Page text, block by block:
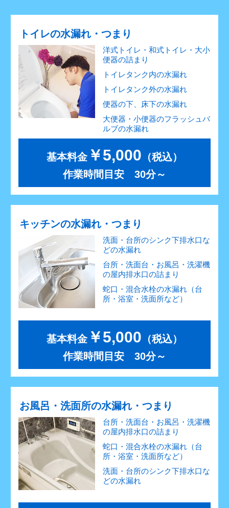
トイレの水漏れ・つまり
洋式トイレ・和式トイレ・大小
便器の詰まり
トイレタンク内の水漏れ
トイレタンク外の水漏れ
便器の下、床下の水漏れ
大便器・小便器のフラッシュバ
ルブの水漏れ
基本料金￥5,000 （税込）
作業時間目安 30分～
キッチンの水漏れ・つまり
洗面・台所のシンク下排水口な
どの水漏れ
台所・洗面台・お風呂・洗濯機
の屋内排水口の詰まり
蛇口・混合水栓の水漏れ（台
所・浴室・洗面所など）
基本料金￥5,000 （税込）
作業時間目安 30分～
お風呂・洗面所の水漏れ・つまり
台所・洗面台・お風呂・洗濯機
の屋内排水口の詰まり
蛇口・混合水栓の水漏れ（台
所・浴室・洗面所など）
洗面・台所のシンク下排水口な
どの水漏れ